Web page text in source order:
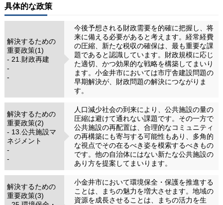
具体的な政策
解決するための
重要政策(1)
- 21.財政再建
-
-
今後予想される財政需要を的確に把握し、将
来に備える必要があると考えます。経常経費
の圧縮、新たな税収の確保は、最も重要な課
題であると認識しています。財政規模に応じ
た適切、かつ効果的な戦略を構築してまいり
ます。小金井市においては市庁舎建設問題の
早期解決が、財政問題の解決につながりま
す。
解決するための
重要政策(2)
- 13.公共施設マ
ネジメント
-
-
人口減少社会の到来により、公共施設の量の
圧縮は避けて通れない課題です。その一方で
公共施設の再配置は、合理的なコミュニティ
の再構築にも寄与する可能性もあり、多角的
な視点でその在るべき姿を模索するべきもの
です。他の自治体にはない新たな公共施設の
あり方を提案してまいります。
解決するための
重要政策(3)
小金井市において環境保全・保護を推進する
ことは、まちの魅力を増大させます。地域の
資源を成長させることは、まちの活力を生